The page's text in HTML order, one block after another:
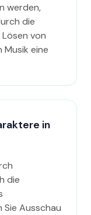
werden,
die
von
Musik eine
in
die
Ausschau